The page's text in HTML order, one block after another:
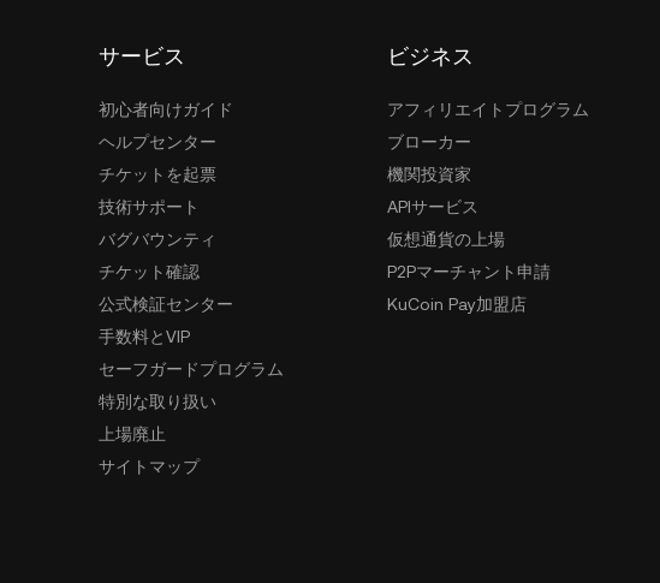
サービス
初心者向けガイド
ヘルプセンター
チケットを起票
技術サポート
バグバウンティ
チケット確認
公式検証センター
手数料とVIP
セーフガードプログラム
特別な取り扱い
上場廃止
サイトマップ
ビジネス
アフィリエイトプログラム
ブローカー
機関投資家
APIサービス
仮想通貨の上場
P2Pマーチャント申請
KuCoin Pay加盟店